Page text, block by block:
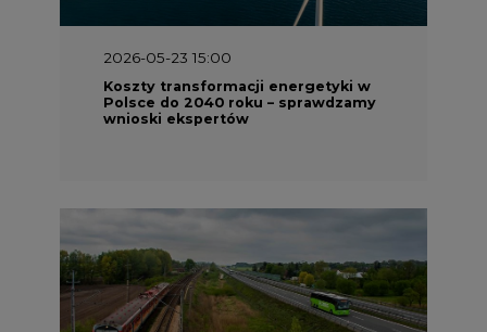
2026-05-23 15:00
Koszty transformacji energetyki w
Polsce do 2040 roku – sprawdzamy
wnioski ekspertów